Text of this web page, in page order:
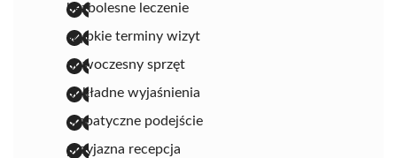
bezbolesne leczenie
szybkie terminy wizyt
nowoczesny sprzęt
dokładne wyjaśnienia
empatyczne podejście
przyjazna recepcja